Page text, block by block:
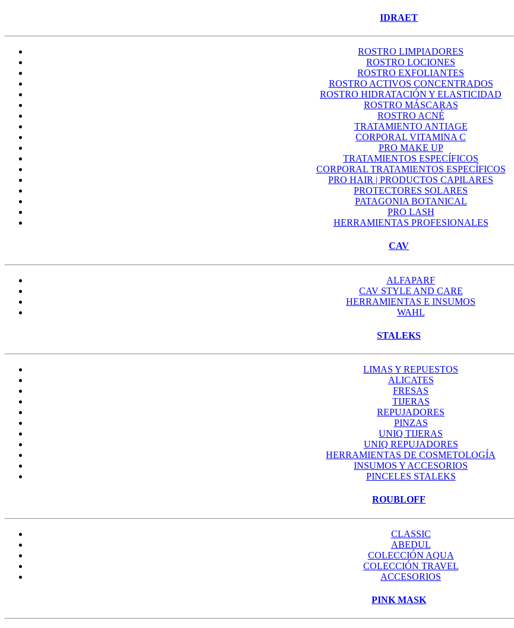
IDRAET
ROSTRO LIMPIADORES
ROSTRO LOCIONES
ROSTRO EXFOLIANTES
ROSTRO ACTIVOS CONCENTRADOS
ROSTRO HIDRATACIÓN Y ELASTICIDAD
ROSTRO MÁSCARAS
ROSTRO ACNÉ
TRATAMIENTO ANTIAGE
CORPORAL VITAMINA C
PRO MAKE UP
TRATAMIENTOS ESPECÍFICOS
CORPORAL TRATAMIENTOS ESPECÍFICOS
PRO HAIR | PRODUCTOS CAPILARES
PROTECTORES SOLARES
PATAGONIA BOTANICAL
PRO LASH
HERRAMIENTAS PROFESIONALES
CAV
ALFAPARF
CAV STYLE AND CARE
HERRAMIENTAS E INSUMOS
WAHL
STALEKS
LIMAS Y REPUESTOS
ALICATES
FRESAS
TIJERAS
REPUJADORES
PINZAS
UNIQ TIJERAS
UNIQ REPUJADORES
HERRAMIENTAS DE COSMETOLOGÍA
INSUMOS Y ACCESORIOS
PINCELES STALEKS
ROUBLOFF
CLASSIC
ABEDUL
COLECCIÓN AQUA
COLECCIÓN TRAVEL
ACCESORIOS
PINK MASK